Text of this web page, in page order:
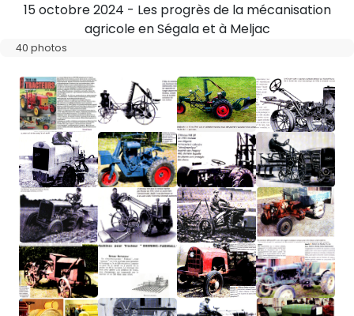
15 octobre 2024 - Les progrès de la mécanisation
agricole en Ségala et à Meljac
40 photos